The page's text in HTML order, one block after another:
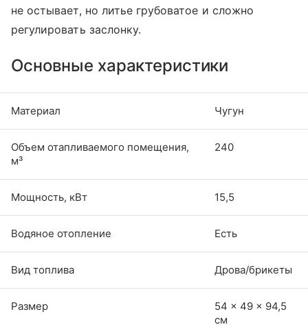
не остывает, но литье грубоватое и сложно
регулировать заслонку.
Основные характеристики
Материал Чугун
Объем отапливаемого помещения,
м³
240
Мощность, кВт 15,5
Водяное отопление Есть
Вид топлива Дрова/брикеты
Размер
54 × 49 × 94,5
см